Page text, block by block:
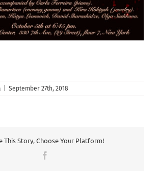
September 27th, 2018
This Story, Choose Your Platform!